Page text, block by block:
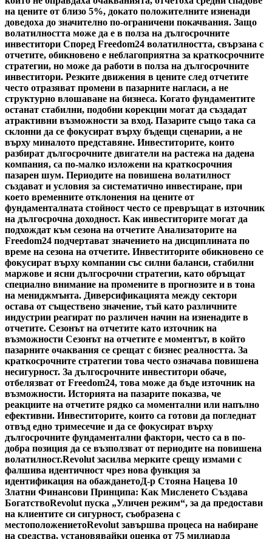
на цените от близо 5%, докато положителните изненади
доведоха до значително по-ограничени покачвания. Защо
волатилността може да е в полза на дългосрочните
инвеститори Според Freedom24 волатилността, свързана с
отчетите, обикновено е неблагоприятна за краткосрочните
стратегии, но може да работи в полза на дългосрочните
инвеститори. Резките движения в цените след отчетите
често отразяват промени в пазарните нагласи, а не
структурно влошаване на бизнеса. Когато фундаментите
останат стабилни, подобни корекции могат да създадат
атрактивни възможности за вход. Пазарите също така са
склонни да се фокусират върху бъдещи сценарии, а не
върху миналото представяне. Инвеститорите, които
разбират дългосрочните двигатели на растежа на дадена
компания, са по-малко изложени на краткосрочния
пазарен шум. Периодите на повишена волатилност
създават и условия за систематично инвестиране, при
което временните отклонения на цените от
фундаменталната стойност често се превръщат в източник
на дългосрочна доходност. Как инвеститорите могат да
подхождат към сезона на отчетите Анализаторите на
Freedom24 подчертават значението на дисциплината по
време на сезона на отчетите. Инвеститорите обикновено се
фокусират върху компании със силни баланси, стабилни
маржове и ясни дългосрочни стратегии, като обръщат
специално внимание на промените в прогнозите и в тона
на мениджмънта. Диверсификацията между сектори
остава от съществено значение, тъй като различните
индустрии реагират по различен начин на изненадите в
отчетите. Сезонът на отчетите като източник на
възможности Сезонът на отчетите е моментът, в който
пазарните очаквания се срещат с бизнес реалността. За
краткосрочните стратегии това често означава повишена
несигурност. За дългосрочните инвеститори обаче,
отбелязват от Freedom24, това може да бъде източник на
възможности. Историята на пазарите показва, че
реакциите на отчетите рядко са моментални или напълно
ефективни. Инвеститорите, които са готови да погледнат
отвъд едно тримесечие и да се фокусират върху
дългосрочните фундаментални фактори, често са в по-
добра позиция да се възползват от периодите на повишена
волатилност.Revolut засилва мерките срещу измами с
фалшива идентичност чрез нова функция за
идентификация на обажданетоД-р Стояна Нацева 10
Златни Финансови Принципа: Как Мисленето Създава
БогатствоRevolut пуска „Уличен режим“, за да предостави
на клиентите си сигурност, съобразена с
местоположениетоRevolut завършва процеса на набиране
на средства, установявайки оценка от 75 милиарда